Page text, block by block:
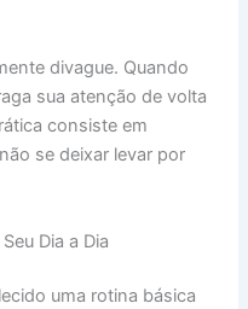
divague. Quando
sua atenção de volta
consiste em
se deixar levar por
Dia a Dia
uma rotina básica